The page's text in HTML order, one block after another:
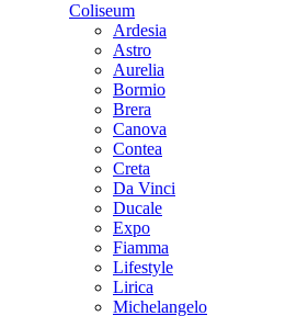
Coliseum
Ardesia
Astro
Aurelia
Bormio
Brera
Canova
Contea
Creta
Da Vinci
Ducale
Expo
Fiamma
Lifestyle
Lirica
Michelangelo